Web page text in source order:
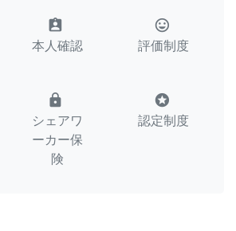
assignment_ind
本人確認
tag_faces
評価制度
lock
シェアワ
ーカー保
険
stars
認定制度